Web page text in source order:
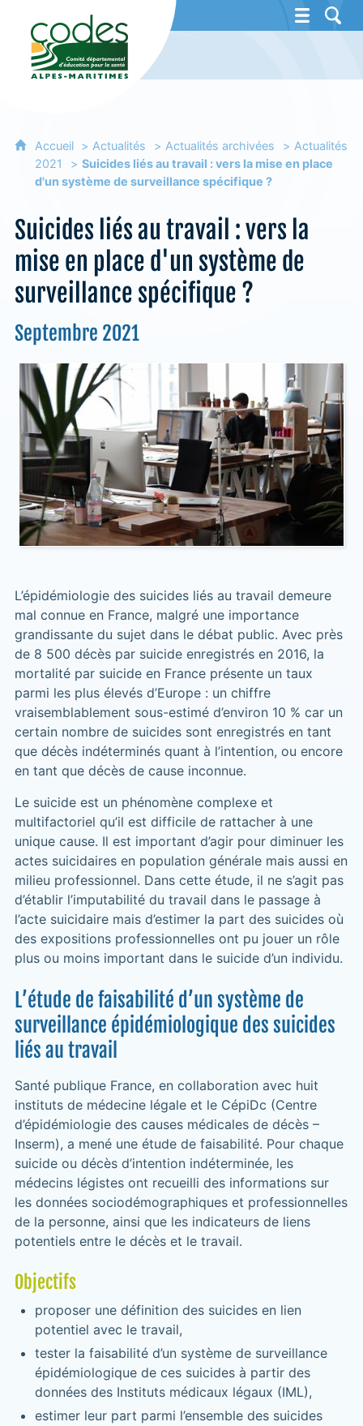
CoDES 06 - Comité départemental
Accueil Actualités Actualités archivées
Actualités
2021
Suicides liés au travail : vers la mise en place
d'un système de surveillance spécifique ?
Suicides liés au travail : vers la
mise en place d'un système de
surveillance spécifique ?
Septembre 2021
L’épidémiologie des suicides liés au travail demeure
mal connue en France, malgré une importance
grandissante du sujet dans le débat public. Avec près
de 8 500 décès par suicide enregistrés en 2016, la
mortalité par suicide en France présente un taux
parmi les plus élevés d’Europe : un chiffre
vraisemblablement sous-estimé d’environ 10 % car un
certain nombre de suicides sont enregistrés en tant
que décès indéterminés quant à l’intention, ou encore
en tant que décès de cause inconnue.
Le suicide est un phénomène complexe et
multifactoriel qu’il est difficile de rattacher à une
unique cause. Il est important d’agir pour diminuer les
actes suicidaires en population générale mais aussi en
milieu professionnel. Dans cette étude, il ne s’agit pas
d’établir l’imputabilité du travail dans le passage à
l’acte suicidaire mais d’estimer la part des suicides où
des expositions professionnelles ont pu jouer un rôle
plus ou moins important dans le suicide d’un individu.
L’étude de faisabilité d’un système de
surveillance épidémiologique des suicides
liés au travail
Santé publique France, en collaboration avec huit
instituts de médecine légale et le CépiDc (Centre
d’épidémiologie des causes médicales de décès –
Inserm), a mené une étude de faisabilité. Pour chaque
suicide ou décès d’intention indéterminée, les
médecins légistes ont recueilli des informations sur
les données sociodémographiques et professionnelles
de la personne, ainsi que les indicateurs de liens
potentiels entre le décès et le travail.
Objectifs
proposer une définition des suicides en lien
potentiel avec le travail,
tester la faisabilité d’un système de surveillance
épidémiologique de ces suicides à partir des
données des Instituts médicaux légaux (IML),
estimer leur part parmi l’ensemble des suicides